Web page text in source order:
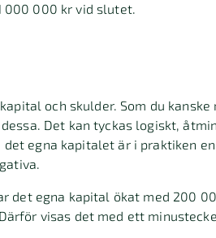
000 000 kr vid slutet.
och skulder. Som du kanske
Det kan tyckas logiskt,
egna kapitalet är i praktiken
det egna kapital ökat med 200
visas det med ett